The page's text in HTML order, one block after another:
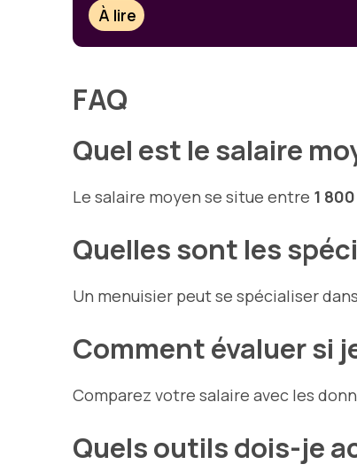
À lire
FAQ
Quel est le salaire
Le salaire moyen se situe entre 1
Quelles sont les
Un menuisier peut se spécialiser
Comment évaluer si
Comparez votre salaire avec les
Quels outils dois-je